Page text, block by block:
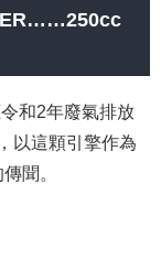
和2年廢氣排放
以這顆引擎作為
聞。